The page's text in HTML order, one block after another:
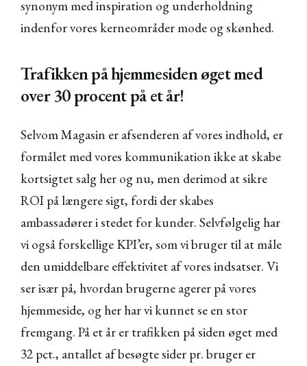
synonym med inspiration og underholdning
indenfor vores kerneområder mode og skønhed.
Trafikken på hjemmesiden øget med
over 30 procent på et år!
Selvom Magasin er afsenderen af vores indhold, er
formålet med vores kommunikation ikke at skabe
kortsigtet salg her og nu, men derimod at sikre
ROI på længere sigt, fordi der skabes
ambassadører i stedet for kunder. Selvfølgelig har
vi også forskellige KPI’er, som vi bruger til at måle
den umiddelbare effektivitet af vores indsatser. Vi
ser især på, hvordan brugerne agerer på vores
hjemmeside, og her har vi kunnet se en stor
fremgang. På et år er trafikken på siden øget med
32 pct., antallet af besøgte sider pr. bruger er